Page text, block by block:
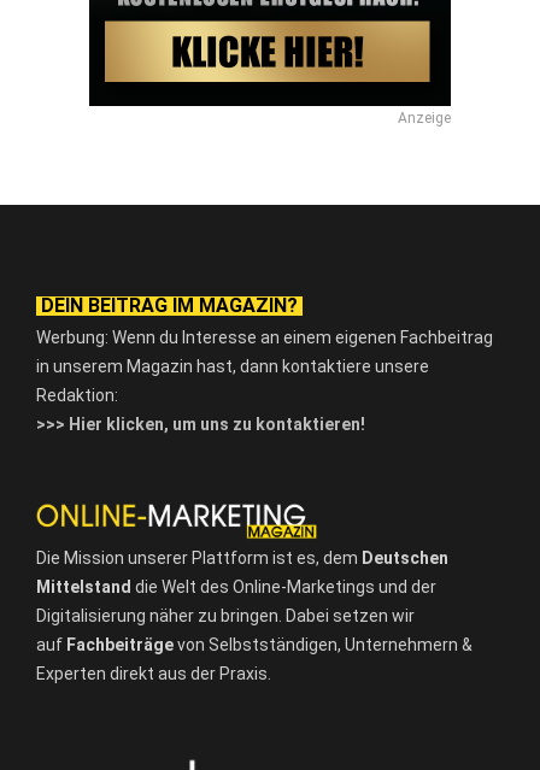
Anzeige
DEIN BEITRAG IM MAGAZIN?
Werbung: Wenn du Interesse an einem eigenen Fachbeitrag
in unserem Magazin hast, dann kontaktiere unsere
Redaktion:
>>> Hier klicken, um uns zu kontaktieren!
Die Mission unserer Plattform ist es, dem Deutschen
Mittelstand die Welt des Online-Marketings und der
Digitalisierung näher zu bringen. Dabei setzen wir
auf Fachbeiträgevon Selbstständigen, Unternehmern &
Experten direkt aus der Praxis.